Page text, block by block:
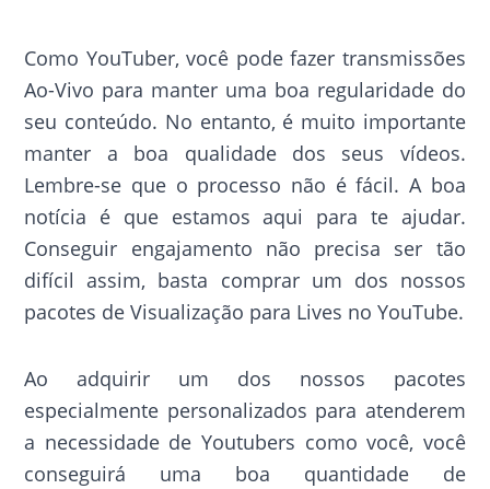
Como YouTuber, você pode fazer transmissões
Ao-Vivo para manter uma boa regularidade do
seu conteúdo. No entanto, é muito importante
manter a boa qualidade dos seus vídeos.
Lembre-se que o processo não é fácil. A boa
notícia é que estamos aqui para te ajudar.
Conseguir engajamento não precisa ser tão
difícil assim, basta comprar um dos nossos
pacotes de Visualização para Lives no YouTube.
Ao adquirir um dos nossos pacotes
especialmente personalizados para atenderem
a necessidade de Youtubers como você, você
conseguirá uma boa quantidade de